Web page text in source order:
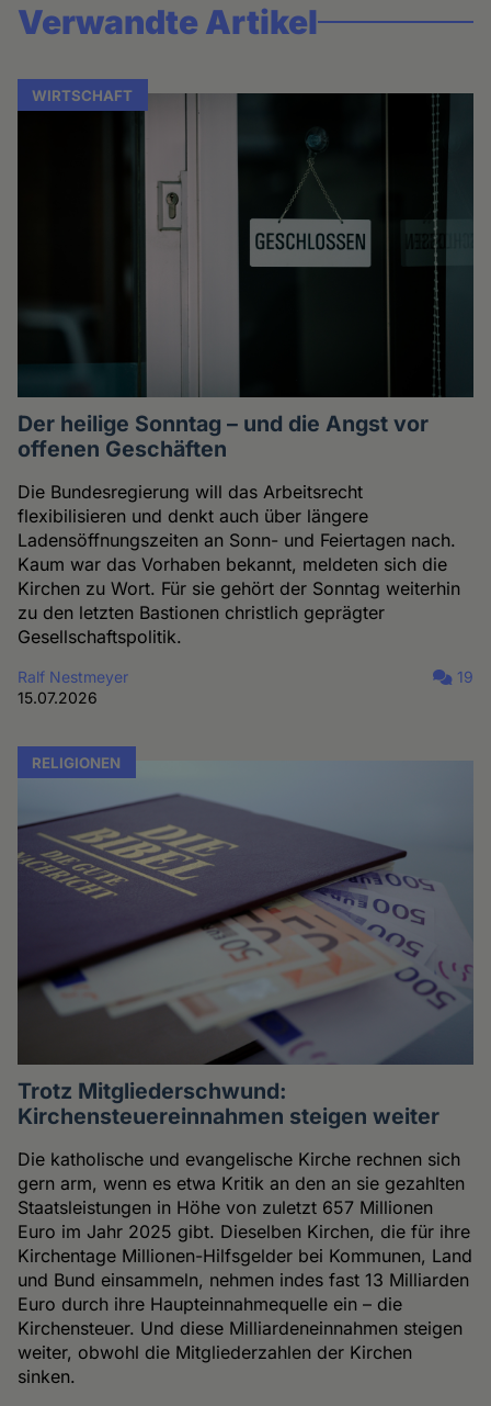
Verwandte Artikel
WIRTSCHAFT
Der heilige Sonntag – und die Angst vor
offenen Geschäften
Die Bundesregierung will das Arbeitsrecht
flexibilisieren und denkt auch über längere
Ladensöffnungszeiten an Sonn- und Feiertagen nach.
Kaum war das Vorhaben bekannt, meldeten sich die
Kirchen zu Wort. Für sie gehört der Sonntag weiterhin
zu den letzten Bastionen christlich geprägter
Gesellschaftspolitik.
Ralf Nestmeyer
15.07.2026
19
RELIGIONEN
Trotz Mitgliederschwund:
Kirchensteuereinnahmen steigen weiter
Die katholische und evangelische Kirche rechnen sich
gern arm, wenn es etwa Kritik an den an sie gezahlten
Staatsleistungen in Höhe von zuletzt 657 Millionen
Euro im Jahr 2025 gibt. Dieselben Kirchen, die für ihre
Kirchentage Millionen-Hilfsgelder bei Kommunen, Land
und Bund einsammeln, nehmen indes fast 13 Milliarden
Euro durch ihre Haupteinnahmequelle ein – die
Kirchensteuer. Und diese Milliardeneinnahmen steigen
weiter, obwohl die Mitgliederzahlen der Kirchen
sinken.